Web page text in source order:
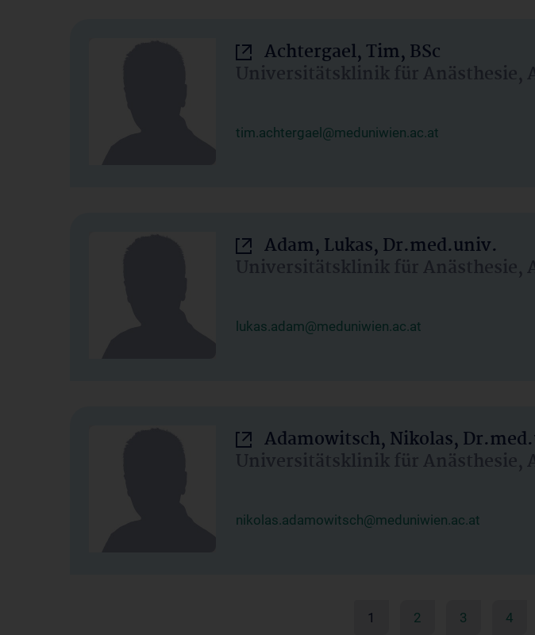
Achtergael, Tim, BSc
Universitätsklinik für Anästhesie,
tim.achtergael@meduniwien.ac.at
Adam, Lukas, Dr.med.univ.
Universitätsklinik für Anästhesie,
lukas.adam@meduniwien.ac.at
Adamowitsch, Nikolas,
Universitätsklinik für Anästhesie,
nikolas.adamowitsch@meduniwien.ac.at
1 2 3 4